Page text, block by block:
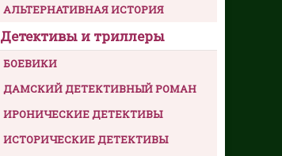
АЛЬТЕРНАТИВНАЯ ИСТОРИЯ
Детективы и триллеры
БОЕВИКИ
ДАМСКИЙ ДЕТЕКТИВНЫЙ РОМАН
ИРОНИЧЕСКИЕ ДЕТЕКТИВЫ
ИСТОРИЧЕСКИЕ ДЕТЕКТИВЫ